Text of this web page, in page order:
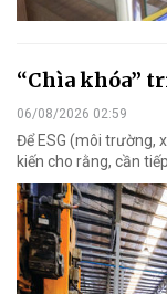
“Chìa khóa”
06/08/2026 02:59
Để ESG (môi trường,
kiến cho rằng, cần